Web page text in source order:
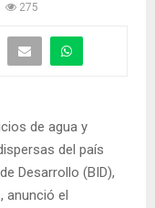
275
de agua y
del país
Desarrollo (BID),
anunció el